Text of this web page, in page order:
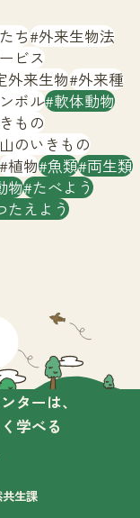
大
ーとは
ち 外来生物法
ビス
外来生物 外来種
ボル 軟体動物
もの
山のいきもの
植物 魚類 両生類
物 たべよう
たえよう
ターは、
学べる
生課